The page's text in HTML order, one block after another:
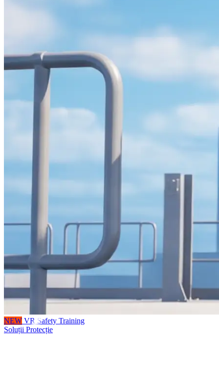
NEW VR Safety Training
Soluții Protecție